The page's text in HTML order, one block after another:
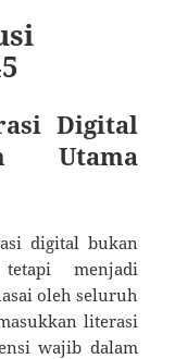
Digital
Utama
digital bukan
menjadi
oleh seluruh
literasi
wajib dalam